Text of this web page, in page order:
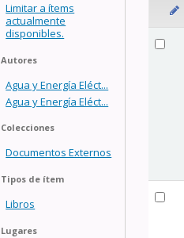
Limitar a ítems
actualmente
disponibles.
Autores
Agua y Energía Eléct...
Agua y Energía Eléct...
Colecciones
Documentos Externos
Tipos de ítem
Libros
Lugares